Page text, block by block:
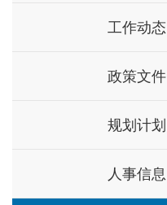
工作动态
政策文件
规划计划
人事信息